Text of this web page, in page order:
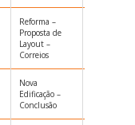
Reforma –
Proposta de
Layout –
Correios
Nova
Edificação –
Conclusão